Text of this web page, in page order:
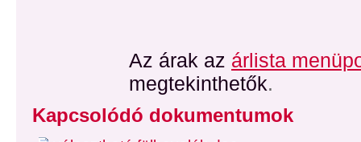
Az árak az árlista
megtekinthetők.
Kapcsolódó dokumentumok